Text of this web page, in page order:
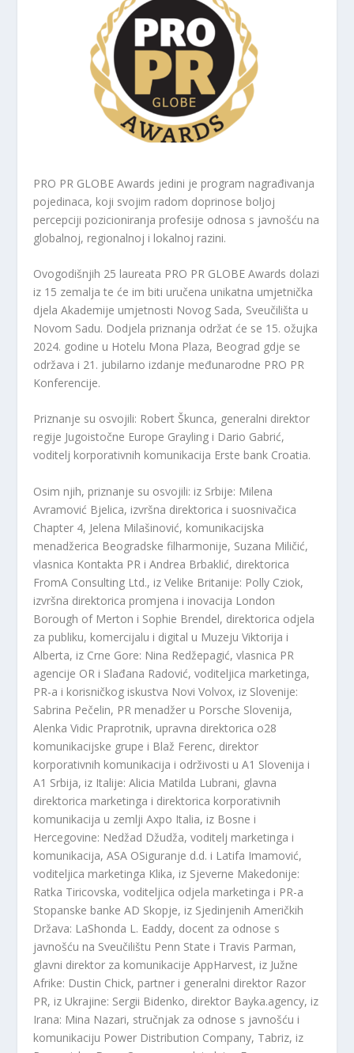
PRO PR GLOBE Awards jedini je program nagrađivanja
pojedinaca, koji svojim radom doprinose boljoj
percepciji pozicioniranja profesije odnosa s javnošću na
globalnoj, regionalnoj i lokalnoj razini.
Ovogodišnjih 25 laureata PRO PR GLOBE Awards dolazi
iz 15 zemalja te će im biti uručena unikatna umjetnička
djela Akademije umjetnosti Novog Sada, Sveučilišta u
Novom Sadu. Dodjela priznanja održat će se 15. ožujka
2024. godine u Hotelu Mona Plaza, Beograd gdje se
održava i 21. jubilarno izdanje međunarodne PRO PR
Konferencije.
Priznanje su osvojili: Robert Škunca, generalni direktor
regije Jugoistočne Europe Grayling i Dario Gabrić,
voditelj korporativnih komunikacija Erste bank Croatia.
Osim njih, priznanje su osvojili: iz Srbije: Milena
Avramović Bjelica, izvršna direktorica i suosnivačica
Chapter 4, Jelena Milašinović, komunikacijska
menadžerica Beogradske filharmonije, Suzana Miličić,
vlasnica Kontakta PR i Andrea Brbaklić, direktorica
FromA Consulting Ltd., iz Velike Britanije: Polly Cziok,
izvršna direktorica promjena i inovacija London
Borough of Merton i Sophie Brendel, direktorica odjela
za publiku, komercijalu i digital u Muzeju Viktorija i
Alberta, iz Crne Gore: Nina Redžepagić, vlasnica PR
agencije OR i Slađana Radović, voditeljica marketinga,
PR-a i korisničkog iskustva Novi Volvox, iz Slovenije:
Sabrina Pečelin, PR menadžer u Porsche Slovenija,
Alenka Vidic Praprotnik, upravna direktorica o28
komunikacijske grupe i Blaž Ferenc, direktor
korporativnih komunikacija i održivosti u A1 Slovenija i
A1 Srbija, iz Italije: Alicia Matilda Lubrani, glavna
direktorica marketinga i direktorica korporativnih
komunikacija u zemlji Axpo Italia, iz Bosne i
Hercegovine: Nedžad Džudža, voditelj marketinga i
komunikacija, ASA OSiguranje d.d. i Latifa Imamović,
voditeljica marketinga Klika, iz Sjeverne Makedonije:
Ratka Tiricovska, voditeljica odjela marketinga i PR-a
Stopanske banke AD Skopje, iz Sjedinjenih Američkih
Država: LaShonda L. Eaddy, docent za odnose s
javnošću na Sveučilištu Penn State i Travis Parman,
glavni direktor za komunikacije AppHarvest, iz Južne
Afrike: Dustin Chick, partner i generalni direktor Razor
PR, iz Ukrajine: Sergii Bidenko, direktor Bayka.agency, iz
Irana: Mina Nazari, stručnjak za odnose s javnošću i
komunikaciju Power Distribution Company, Tabriz, iz